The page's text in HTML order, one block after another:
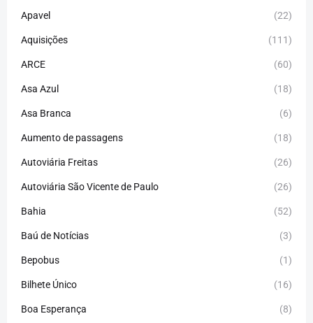
Apavel (22)
Aquisições (111)
ARCE (60)
Asa Azul (18)
Asa Branca (6)
Aumento de passagens (18)
Autoviária Freitas (26)
Autoviária São Vicente de Paulo (26)
Bahia (52)
Baú de Notícias (3)
Bepobus (1)
Bilhete Único (16)
Boa Esperança (8)